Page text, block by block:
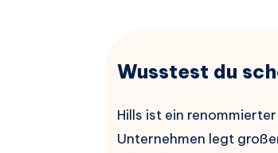
Wusstest du
Hills ist ein
Unternehmen legt